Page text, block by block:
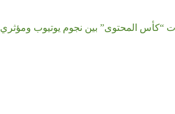
“كأس المحتوى” بين نجوم يوتيوب ومؤثري